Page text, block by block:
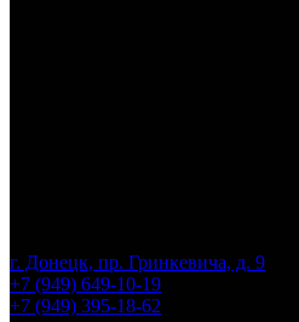
г. Донецк, пр. Гринкевича, д. 9
+7 (949) 649-10-19
+7 (949) 395-18-62